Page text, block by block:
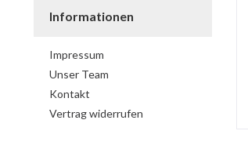
Informationen
Impressum
Unser Team
Kontakt
Vertrag widerrufen